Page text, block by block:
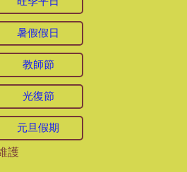
暑假假日
教師節
光復節
元旦假期
護